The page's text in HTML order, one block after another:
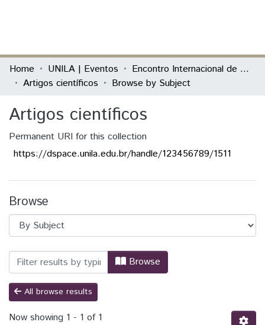
Communities & Collections
All of DSpace
Home UNILA | Eventos
Encontro Internacional de Política Externa Latino-Americana
Artigos científicos
Browse by Subject
Artigos científicos
Permanent URI for this collection
https://dspace.unila.edu.br/handle/123456789/1511
Browse
Browsing Artigos científicos by Subject
Browse
All browse results
Now showing 1 - 1 of 1